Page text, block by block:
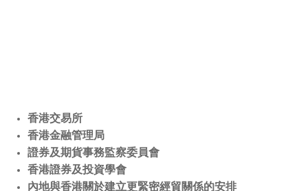
香港交易所
香港金融管理局
證券及期貨事務監察委員會
香港證券及投資學會
內地與香港關於建立更緊密經貿關係的安排